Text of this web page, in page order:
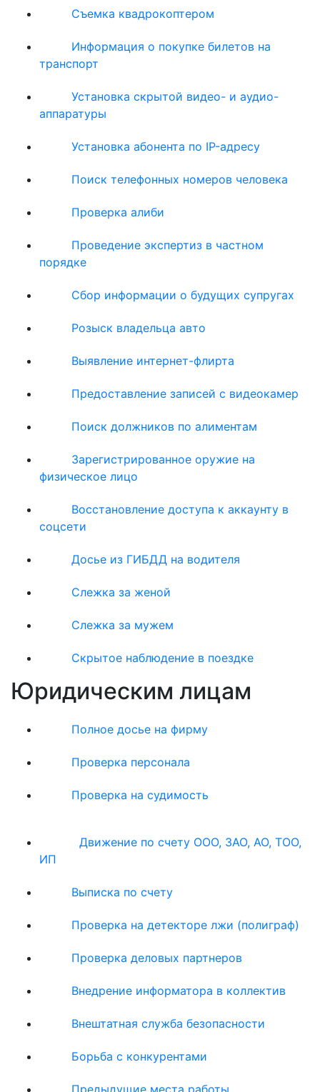
Съемка квадрокоптером
Информация о покупке билетов на
транспорт
Установка скрытой видео- и аудио-
аппаратуры
Установка абонента по IP-адресу
Поиск телефонных номеров человека
Проверка алиби
Проведение экспертиз в частном
порядке
Сбор информации о будущих супругах
Розыск владельца авто
Выявление интернет-флирта
Предоставление записей с видеокамер
Поиск должников по алиментам
Зарегистрированное оружие на
физическое лицо
Восстановление доступа к аккаунту в
соцсети
Досье из ГИБДД на водителя
Слежка за женой
Слежка за мужем
Скрытое наблюдение в поездке
Юридическим лицам
Полное досье на фирму
Проверка персонала
Проверка на судимость
Движение по счету ООО, ЗАО, АО, ТОО,
ИП
Выписка по счету
Проверка на детекторе лжи (полиграф)
Проверка деловых партнеров
Внедрение информатора в коллектив
Внештатная служба безопасности
Борьба с конкурентами
Предыдущие места работы